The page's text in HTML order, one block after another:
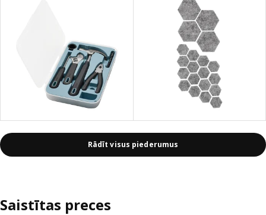
Rādīt visus piederumus
Saistītas preces